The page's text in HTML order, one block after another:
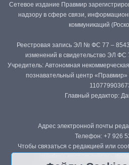
Сетевое издание Правмир
надзору в сфере связи,
коммуникаций
Реестровая запись ЭЛ № ФС 77 –
изменений в свидетельство ЭЛ ФС
Учредитель: Автономная
познавательный центр
Главный редактор:
Адрес электронной почты
Телефон: +7 926
Чтобы связаться с редакцией или